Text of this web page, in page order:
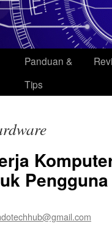
Panduan &
Tips